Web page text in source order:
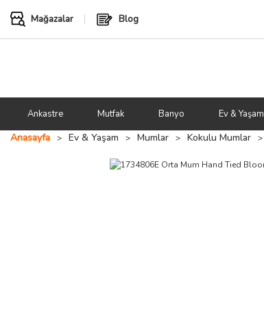
Mağazalar Blog
Ankastre Mutfak Banyo Ev & Yaşam
Anasayfa
Ev & Yaşam Mumlar Kokulu Mumlar